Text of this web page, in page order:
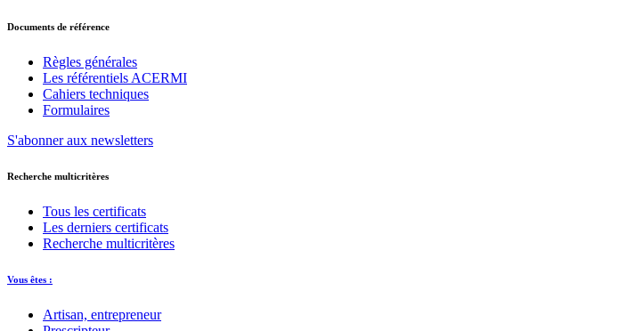
Documents de référence
Règles générales
Les référentiels ACERMI
Cahiers techniques
Formulaires
S'abonner aux newsletters
Recherche multicritères
Tous les certificats
Les derniers certificats
Recherche multicritères
Vous êtes :
Artisan, entrepreneur